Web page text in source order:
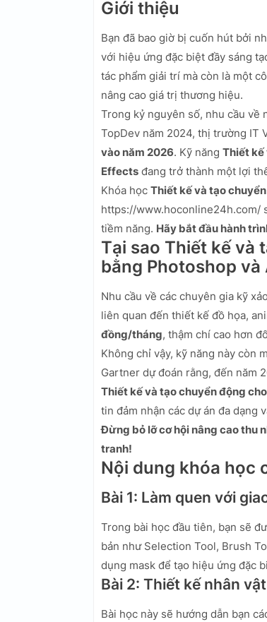
Giới thiệu
Bạn đã bao giờ bị cuốn hút bởi
với hiệu ứng đặc biệt đầy sáng
tác phẩm giải trí mà còn là một
nâng cao giá trị thương hiệu.
Trong kỷ nguyên số, nhu cầu về
TopDev năm 2024, thị trường IT
vào năm 2026. Kỹ năng Thiết kế
Effects đang trở thành một lợi
Khóa học Thiết kế và tạo
https://www.hoconline24h.com/
tiềm năng. Hãy bắt đầu hành
Tại sao Thiết kế và
bằng Photoshop
Nhu cầu về các chuyên gia kỹ
liên quan đến thiết kế đồ họa,
đồng/tháng, thậm chí cao hơn
Không chỉ vậy, kỹ năng này còn
Gartner dự đoán rằng, đến năm
Thiết kế và tạo chuyển động
tin đảm nhận các dự án đa dạng
Đừng bỏ lỡ cơ hội nâng cao thu
tranh!
Nội dung khóa học
Bài 1: Làm quen với
Trong bài học đầu tiên, bạn sẽ
bản như Selection Tool, Brush
dụng mask để tạo hiệu ứng đặc
Bài 2: Thiết kế nhân
Bài học này sẽ hướng dẫn bạn